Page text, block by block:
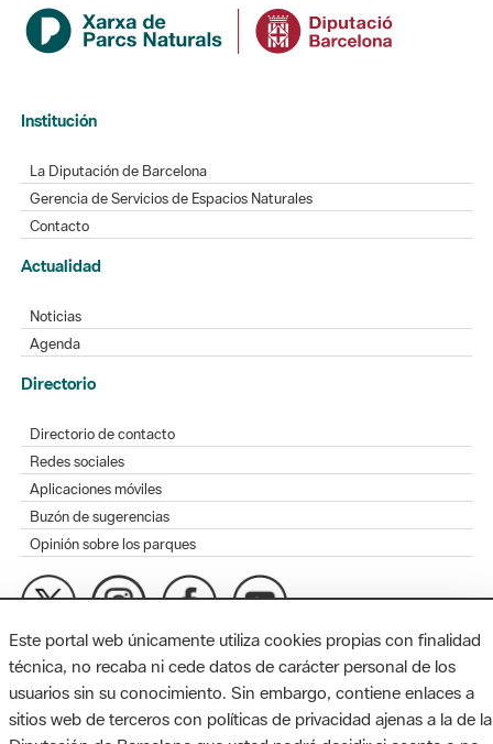
Institución
La Diputación de Barcelona
Gerencia de Servicios de Espacios Naturales
Contacto
Actualidad
Noticias
Agenda
Directorio
Directorio de contacto
Redes sociales
Aplicaciones móviles
Buzón de sugerencias
Opinión sobre los parques
MAPA WEB AVISO LEGAL ACCESIBILIDAD
Diputación de Barcelona. Edifici Llacuna, 1a planta. Badajoz, 49.
08005 Barcelona. Tel. 934 022 428 / xarxaparcs@diba.cat
Este portal web únicamente utiliza cookies propias con finalidad
técnica, no recaba ni cede datos de carácter personal de los
usuarios sin su conocimiento. Sin embargo, contiene enlaces a
sitios web de terceros con políticas de privacidad ajenas a la de la